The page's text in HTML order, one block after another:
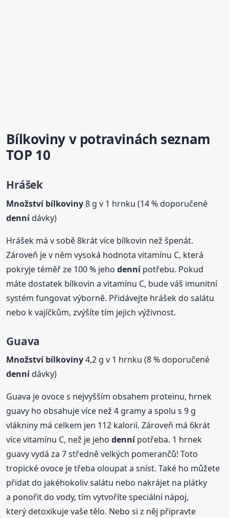
Bílkoviny v potravinách seznam
TOP 10
Hrášek
Množství bílkoviny8 g v 1 hrnku (14 % doporučené
dennídávky)
Hrášek má v sobě 8krát více bílkovin než špenát.
Zároveň je v něm vysoká hodnota vitamínu C, která
pokryje téměř ze 100 % jehodennípotřebu. Pokud
máte dostatek bílkovin a vitamínu C, bude váš imunitní
systém fungovat výborně. Přidávejte hrášek do salátu
nebo k vajíčkům, zvýšíte tím jejich výživnost.
Guava
Množství bílkoviny4,2 g v 1 hrnku (8 % doporučené
dennídávky)
Guava je ovoce s nejvyšším obsahem proteinu, hrnek
guavy ho obsahuje více než 4 gramy a spolu s 9 g
vlákniny má celkem jen 112 kalorií. Zároveň má 6krát
více vitamínu C, než je jehodennípotřeba. 1 hrnek
guavy vydá za 7 středně velkých pomerančů! Toto
tropické ovoce je třeba oloupat a sníst. Také ho můžete
přidat do jakéhokoliv salátu nebo nakrájet na plátky
a ponořit do vody, tím vytvoříte speciální nápoj,
který detoxikuje vaše tělo. Nebo si z něj připravte